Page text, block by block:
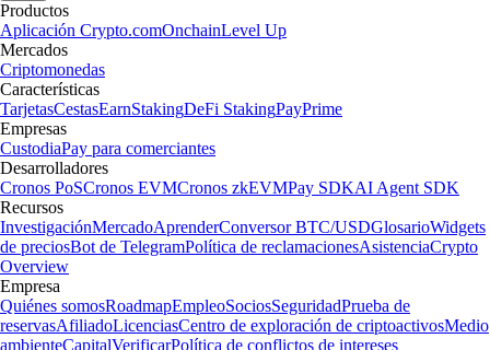
Productos
Aplicación Crypto.comOnchainLevel Up
Mercados
Criptomonedas
Características
TarjetasCestasEarnStakingDeFi StakingPayPrime
Empresas
CustodiaPay para comerciantes
Desarrolladores
Cronos PoSCronos EVMCronos zkEVMPay SDKAI Agent SDK
Recursos
InvestigaciónMercadoAprenderConversor BTC/USDGlosarioWidgets
de preciosBot de TelegramPolítica de reclamacionesAsistenciaCrypto
Overview
Empresa
Quiénes somosRoadmapEmpleoSociosSeguridadPrueba de
reservasAfiliadoLicenciasCentro de exploración de criptoactivosMedio
ambienteCapitalVerificarPolítica de conflictos de intereses